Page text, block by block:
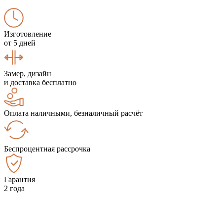
Изготовление
от 5 дней
Замер, дизайн
и доставка бесплатно
Оплата наличными, безналичный расчёт
Беспроцентная рассрочка
Гарантия
2 года